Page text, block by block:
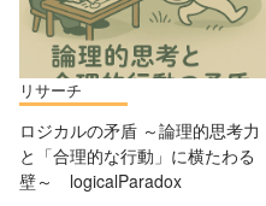
リサーチ
ロジカルの矛盾 ～論理的思考力
と「合理的な行動」に横たわる
壁～ logicalParadox